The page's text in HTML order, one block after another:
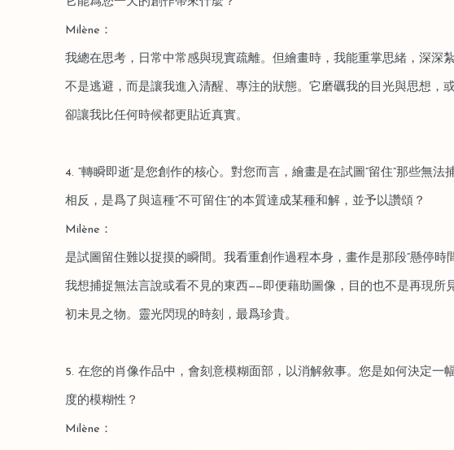
Milène：
我總在思考，日常中常感與現實疏離。但繪畫時，我能重掌思緒，深深
不是逃避，而是讓我進入清醒、專注的狀態。它磨礪我的目光與思想，
卻讓我比任何時候都更貼近真實。
4. “轉瞬即逝”是您創作的核心。對您而言，繪畫是在試圖“留住”那些無法
相反，是爲了與這種“不可留住”的本質達成某種和解，並予以讚頌？
Milène：
是試圖留住難以捉摸的瞬間。我看重創作過程本身，畫作是那段“懸停時
我想捕捉無法言說或看不見的東西——即便藉助圖像，目的也不是再現所
初未見之物。靈光閃現的時刻，最爲珍貴。
5. 在您的肖像作品中，會刻意模糊面部，以消解敘事。您是如何決定一
度的模糊性？
Milène：